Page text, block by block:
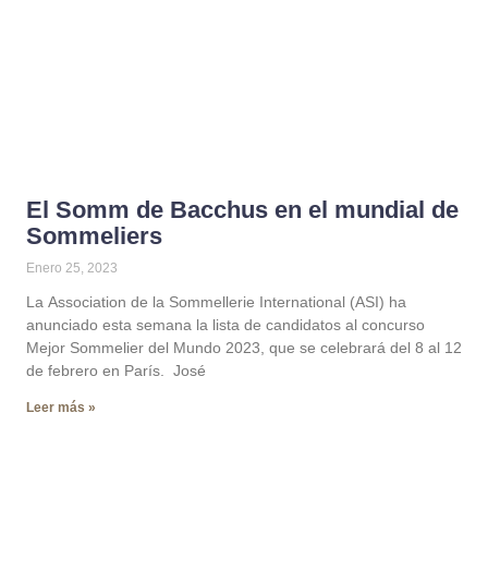
El Somm de Bacchus en el mundial de
Sommeliers
Enero 25, 2023
La Association de la Sommellerie International (ASI) ha
anunciado esta semana la lista de candidatos al concurso
Mejor Sommelier del Mundo 2023, que se celebrará del 8 al 12
de febrero en París. José
Leer más »